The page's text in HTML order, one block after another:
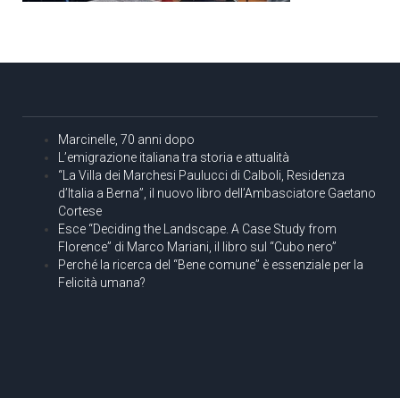
Marcinelle, 70 anni dopo
L’emigrazione italiana tra storia e attualità
“La Villa dei Marchesi Paulucci di Calboli, Residenza
d’Italia a Berna”, il nuovo libro dell’Ambasciatore Gaetano
Cortese
Esce “Deciding the Landscape. A Case Study from
Florence” di Marco Mariani, il libro sul “Cubo nero”
Perché la ricerca del “Bene comune” è essenziale per la
Felicità umana?